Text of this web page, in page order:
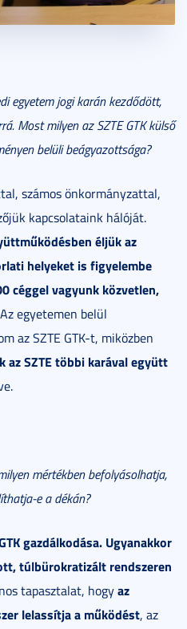
egyetem jogi karán kezdődött,
Most milyen az SZTE GTK külső
belüli beágyazottsága?
számos önkormányzattal,
kapcsolataink hálóját.
éljük az
helyeket is figyelembe
céggel vagyunk közvetlen,
Az egyetemen belül
az SZTE GTK-t, miközben
az SZTE többi karával együtt
mértékben befolyásolhatja,
e a dékán?
gazdálkodása. Ugyanakkor
túlbürokratizált rendszeren
tapasztalat, hogyaz
lelassítja a működést, az